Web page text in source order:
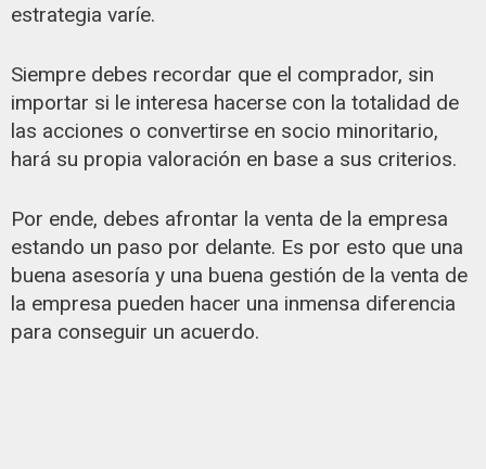
estrategia varíe.
Siempre debes recordar que el comprador, sin
importar si le interesa hacerse con la totalidad de
las acciones o convertirse en socio minoritario,
hará su propia valoración en base a sus criterios.
Por ende, debes afrontar la venta de la empresa
estando un paso por delante. Es por esto que una
buena asesoría y una buena gestión de la venta de
la empresa pueden hacer una inmensa diferencia
para conseguir un acuerdo.